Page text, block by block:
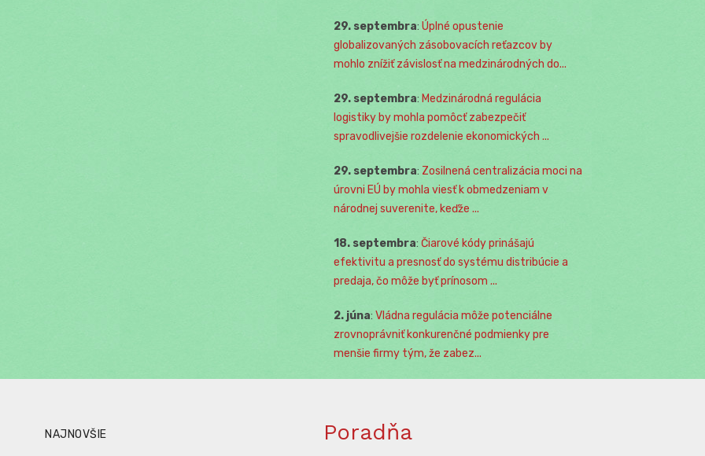
29. septembra: Úplné opustenie
globalizovaných zásobovacích reťazcov by
mohlo znížiť závislosť na medzinárodných do...
29. septembra: Medzinárodná regulácia
logistiky by mohla pomôcť zabezpečiť
spravodlivejšie rozdelenie ekonomických ...
29. septembra: Zosilnená centralizácia moci na
úrovni EÚ by mohla viesť k obmedzeniam v
národnej suverenite, keďže ...
18. septembra: Čiarové kódy prinášajú
efektivitu a presnosť do systému distribúcie a
predaja, čo môže byť prínosom ...
2. júna: Vládna regulácia môže potenciálne
zrovnoprávniť konkurenčné podmienky pre
menšie firmy tým, že zabez...
NAJNOVŠIE Poradňa